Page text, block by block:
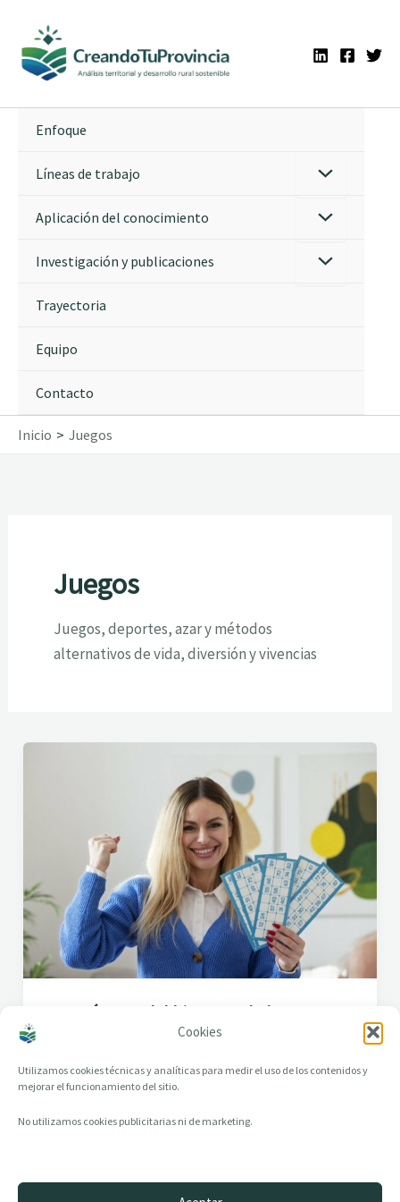
Cookies
Utilizamos cookies técnicas y analíticas para medir el uso de los contenidos y
mejorar el funcionamiento del sitio.
No utilizamos cookies publicitarias ni de marketing.
contenido
Enfoque
Líneas de trabajo
Aplicación del conocimiento
Investigación y publicaciones
Trayectoria
Equipo
Contacto
Inicio Juegos
Juegos
Juegos, deportes, azar y métodos
alternativos de vida, diversión y vivencias
Los orígenes del bingo: Todo lo que